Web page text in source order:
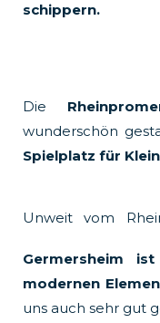
schippern.
Die
wunderschön
Spielplatz für
Unweit vom
Germersheim
modernen
uns auch sehr gut